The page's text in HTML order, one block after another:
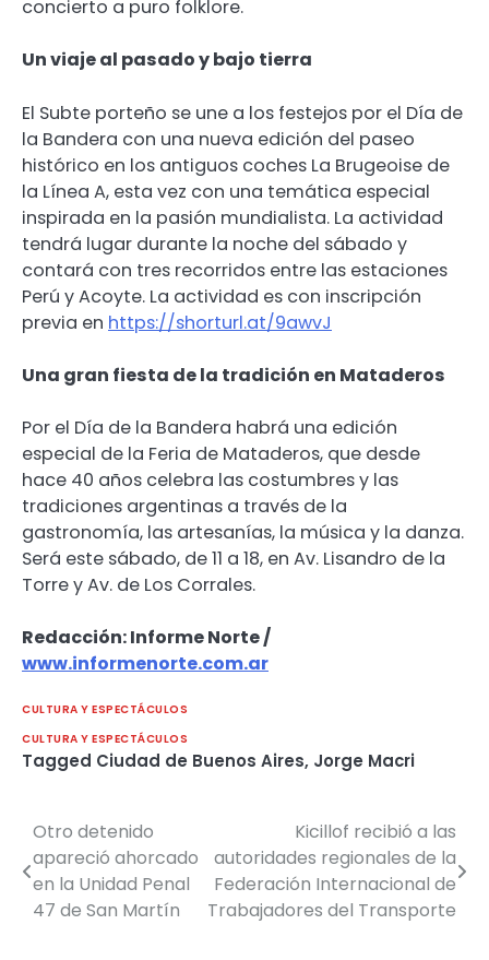
concierto a puro folklore.
Un viaje al pasado y bajo tierra
El Subte porteño se une a los festejos por el Día de
la Bandera con una nueva edición del paseo
histórico en los antiguos coches La Brugeoise de
la Línea A, esta vez con una temática especial
inspirada en la pasión mundialista. La actividad
tendrá lugar durante la noche del sábado y
contará con tres recorridos entre las estaciones
Perú y Acoyte. La actividad es con inscripción
previa en https://shorturl.at/9awvJ
Una gran fiesta de la tradición en Mataderos
Por el Día de la Bandera habrá una edición
especial de la Feria de Mataderos, que desde
hace 40 años celebra las costumbres y las
tradiciones argentinas a través de la
gastronomía, las artesanías, la música y la danza.
Será este sábado, de 11 a 18, en Av. Lisandro de la
Torre y Av. de Los Corrales.
Redacción: Informe Norte /
www.informenorte.com.ar
CULTURA Y ESPECTÁCULOS
CULTURA Y ESPECTÁCULOS
Tagged Ciudad de Buenos Aires, Jorge Macri
Navegación
de
entradas
Otro detenido
apareció ahorcado
en la Unidad Penal
47 de San Martín
Kicillof recibió a las
autoridades regionales de la
Federación Internacional de
Trabajadores del Transporte